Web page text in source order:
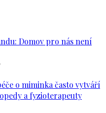
Domov pro nás není
o miminka často vytváří
a fyzioterapeuty